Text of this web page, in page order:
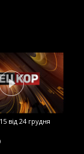
від 24 грудня